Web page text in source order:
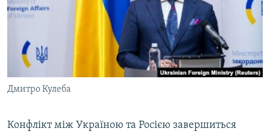
ДЕПОРТАЦІЯ
ВІДЕОУРОКИ «ELIFBE»
СВІДЧЕННЯ ОКУПАЦІЇ
УКРАЇНСЬКА ПРОБЛЕМА КРИМУ
ІНФОГРАФІКА
ЯК ОБІЙТИ БЛОКУВАННЯ
Русский
Qırımtatar
ДОЛУЧАЙСЯ!
Дмитро Кулеба
Конфлікт між Україною та Росією завершиться